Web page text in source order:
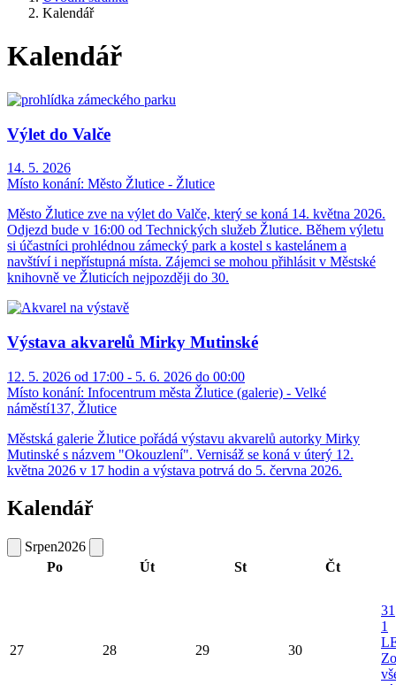
Kalendář
Kalendář
Výlet do Valče
14. 5. 2026
Místo konání: Město Žlutice - Žlutice
Město Žlutice zve na výlet do Valče, který se koná 14. května 2026.
Odjezd bude v 16:00 od Technických služeb Žlutice. Během výletu
si účastníci prohlédnou zámecký park a kostel s kastelánem a
navštíví i nepřístupná místa. Zájemci se mohou přihlásit v Městské
knihovně ve Žluticích nejpozději do 30.
Výstava akvarelů Mirky Mutinské
12. 5. 2026 od 17:00 - 5. 6. 2026 do 00:00
Místo konání: Infocentrum města Žlutice (galerie) - Velké
náměstí137, Žlutice
Městská galerie Žlutice pořádá výstavu akvarelů autorky Mirky
Mutinské s názvem "Okouzlení". Vernisáž se koná v úterý 12.
května 2026 v 17 hodin a výstava potrvá do 5. června 2026.
Kalendář
Srpen2026
Po
Út St Čt
27 28 29 30
31
1